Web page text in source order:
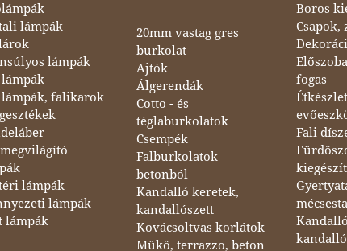
lámpák
lámpák
lámpák, falikarok
lámpák
lámpák
lámpák
20mm vastag gres
burkolat
Ajtók
Álgerendák
Cotto - és
téglaburkolatok
Csempék
Falburkolatok
betonból
Kandalló keretek,
kandallószett
Kovácsoltvas korlátok
Műkő, terrazzo, beton
Boros
Csapok,
fogas
Fali